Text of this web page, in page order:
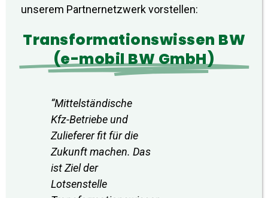
unserem Partnernetzwerk vorstellen:
Transformationswissen BW
(e-mobil BW GmbH)
“Mittelständische
Kfz-Betriebe und
Zulieferer fit für die
Zukunft machen. Das
ist Ziel der
Lotsenstelle